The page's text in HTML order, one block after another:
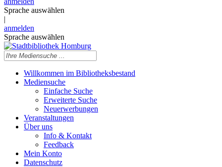
Sprache auswählen
|
anmelden
Sprache auswählen
Willkommen im Bibliotheksbestand
Mediensuche
Einfache Suche
Erweiterte Suche
Neuerwerbungen
Veranstaltungen
Über uns
Info & Kontakt
Feedback
Mein Konto
Datenschutz